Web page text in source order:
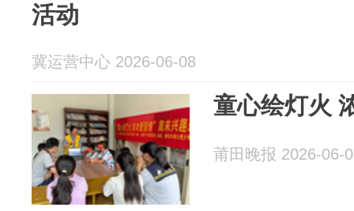
活动
冀运营中心 2026-06-08
童心绘灯火
莆田晚报 2026-06-